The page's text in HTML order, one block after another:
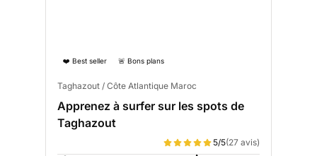
❤️ Best seller 🚨 Bons plans
Taghazout / Côte Atlantique Maroc
Apprenez à surfer sur les spots de
Taghazout
5/5(27 avis)